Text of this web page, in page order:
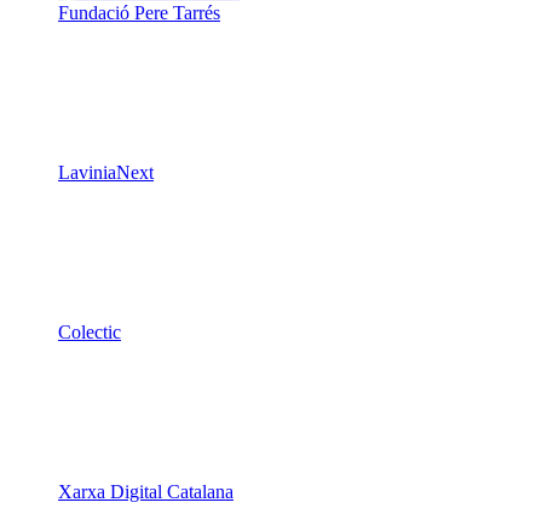
Fundació Pere Tarrés
LaviniaNext
Colectic
Xarxa Digital Catalana